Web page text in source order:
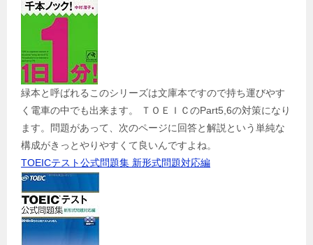
緑本と呼ばれるこのシリーズは文庫本ですので持ち運びやす
く電車の中でも出来ます。 ＴＯＥＩＣのPart5,6の対策になり
ます。問題があって、次のページに回答と解説という単純な
構成がきっとやりやすくて良いんですよね。
TOEICテスト公式問題集 新形式問題対応編